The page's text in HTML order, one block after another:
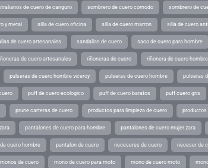
de cuero de canguro sombrero de cuero comodo sombrero de
y metal silla de cuero oficina silla de cuero marron silla de cuero
de cuero artesanales sandalias de cuero saco de cuero para hombre
de cuero artesanales riñoneras de cuero riñonera de cuero hombre
pulseras de cuero hombre viceroy pulseras de cuero hombre pulseras
puff de cuero ecologico puff de cuero baratos puff cuero gris
prune carteras de cuero productos para limpieza de cuero productos
pantalones de cuero para hombre pantalones de cuero mujer zara
cuero hombre pantalon de cuero neceseres de cuero neceser de
monos de cuero mono de cuero para moto mono de cuero moto